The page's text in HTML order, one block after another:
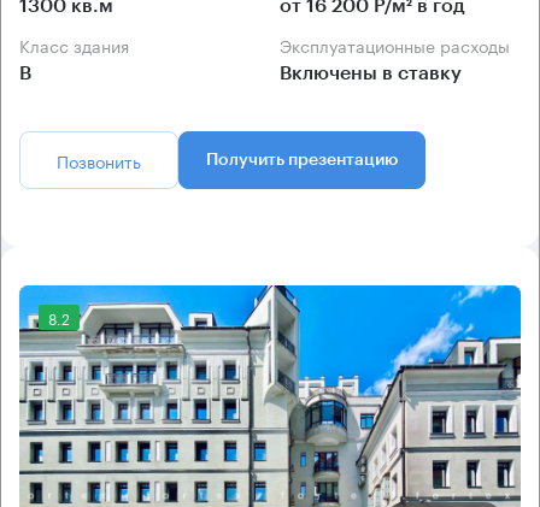
1300 кв.м от 16 200 Р/м² в год
Класс здания
B
Эксплуатационные расходы
Включены в ставку
Позвонить Получить презентацию
8.2